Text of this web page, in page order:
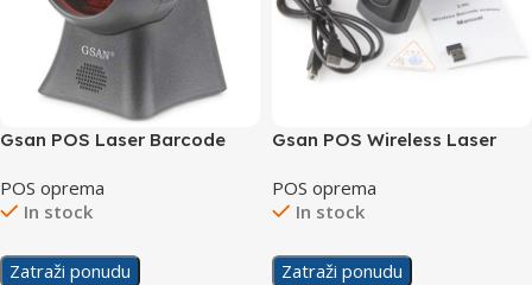
Gsan POS Laser Barcode
POS oprema
In stock
Zatraži ponudu
Gsan POS Wireless Laser
POS oprema
In stock
Zatraži ponudu